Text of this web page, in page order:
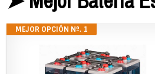
MEJOR OPCIÓN Nº. 1